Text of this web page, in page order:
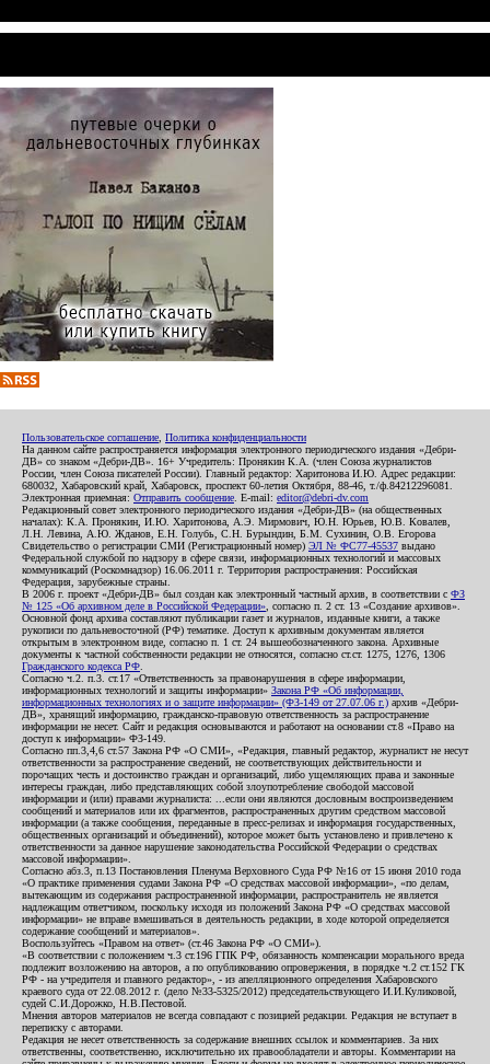
Пользовательское соглашение Политика конфиденциальности
На данном сайте распространяется информация электронного периодического издания «Дебри-
ДВ» со знаком «Дебри-ДВ». 16+ Учредитель: Пронякин К.А. (член Союза журналистов
России, член Союза писателей России). Главный редактор: Харитонова И.Ю. Адрес редакции:
680032, Хабаровский край, Хабаровск, проспект 60-летия Октября, 88-46, т./ф.84212296081.
Электронная приемная: Отправить сообщение . E-mail: editor@debri-dv.com
Редакционный совет электронного периодического издания «Дебри-ДВ» (на общественных
началах): К.А. Пронякин, И.Ю. Харитонова, А.Э. Мирмович, Ю.Н. Юрьев, Ю.В. Ковалев,
Л.Н. Левина, А.Ю. Жданов, Е.Н. Голубь, С.Н. Бурындин, Б.М. Сухинин, О.В. Егорова
Свидетельство о регистрации СМИ (Регистрационный номер) ЭЛ № ФС77-45537 выдано
Федеральной службой по надзору в сфере связи, информационных технологий и массовых
коммуникаций (Роскомнадзор) 16.06.2011 г. Территория распространения: Российская
Федерация, зарубежные страны.
В 2006 г. проект «Дебри-ДВ» был создан как электронный частный архив, в соответствии с ФЗ
№ 125 «Об архивном деле в Российской Федерации» , согласно п. 2 ст. 13 «Создание архивов».
Основной фонд архива составляют публикации газет и журналов, изданные книги, а также
рукописи по дальневосточной (РФ) тематике. Доступ к архивным документам является
открытым в электронном виде, согласно п. 1 ст. 24 вышеобозначенного закона. Архивные
документы к частной собственности редакции не относятся, согласно ст.ст. 1275, 1276, 1306
Гражданского кодекса РФ
Согласно ч.2. п.3. ст.17 «Ответственность за правонарушения в сфере информации,
информационных технологий и защиты информации» Закона РФ «Об информации,
информационных технологиях и о защите информации» (ФЗ-149 от 27.07.06 г.) архив «Дебри-
ДВ», хранящий информацию, гражданско-правовую ответственность за распространение
информации не несет. Сайт и редакция основываются и работают на основании ст.8 «Право на
доступ к информации» ФЗ-149.
Согласно пп.3,4,6 ст.57 Закона РФ «О СМИ», «Редакция, главный редактор, журналист не несут
ответственности за распространение сведений, не соответствующих действительности и
порочащих честь и достоинство граждан и организаций, либо ущемляющих права и законные
интересы граждан, либо представляющих собой злоупотребление свободой массовой
информации и (или) правами журналиста: ...если они являются дословным воспроизведением
сообщений и материалов или их фрагментов, распространенных другим средством массовой
информации (а также сообщения, переданные в пресс-релизах и информация государственных,
общественных организаций и объединений), которое может быть установлено и привлечено к
ответственности за данное нарушение законодательства Российской Федерации о средствах
массовой информации».
Согласно абз.3, п.13 Постановления Пленума Верховного Суда РФ №16 от 15 июня 2010 года
«О практике применения судами Закона РФ «О средствах массовой информации», «по делам,
вытекающим из содержания распространенной информации, распространитель не является
надлежащим ответчиком, поскольку исходя из положений Закона РФ «О средствах массовой
информации» не вправе вмешиваться в деятельность редакции, в ходе которой определяется
содержание сообщений и материалов».
Воспользуйтесь «Правом на ответ» (ст.46 Закона РФ «О СМИ»).
«В соответствии с положением ч.3 ст.196 ГПК РФ, обязанность компенсации морального вреда
подлежит возложению на авторов, а по опубликованию опровержения, в порядке ч.2 ст.152 ГК
РФ - на учредителя и главного редактор», - из апелляционного определения Хабаровского
краевого суда от 22.08.2012 г. (дело №33-5325/2012) председательствующего И.И.Куликовой,
судей С.И.Дорожко, Н.В.Пестовой.
Мнения авторов материалов не всегда совпадают с позицией редакции. Редакция не вступает в
переписку с авторами.
Редакция не несет ответственность за содержание внешних ссылок и комментариев. За них
ответственны, соответственно, исключительно их правообладатели и авторы. Комментарии на